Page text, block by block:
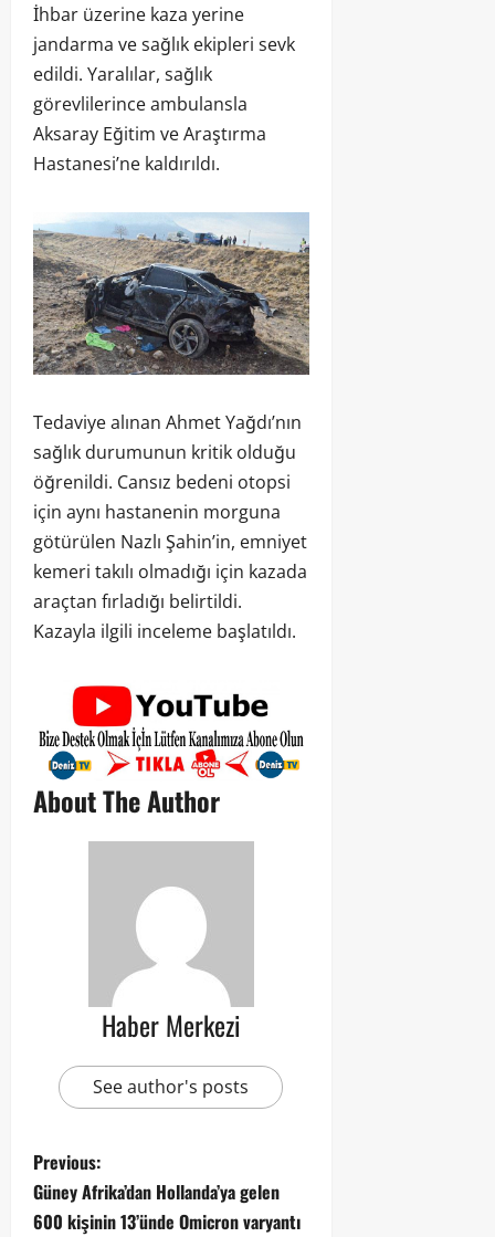
İhbar üzerine kaza yerine
jandarma ve sağlık ekipleri sevk
edildi. Yaralılar, sağlık
görevlilerince ambulansla
Aksaray Eğitim ve Araştırma
Hastanesi’ne kaldırıldı.
Tedaviye alınan Ahmet Yağdı’nın
sağlık durumunun kritik olduğu
öğrenildi. Cansız bedeni otopsi
için aynı hastanenin morguna
götürülen Nazlı Şahin’in, emniyet
kemeri takılı olmadığı için kazada
araçtan fırladığı belirtildi.
Kazayla ilgili inceleme başlatıldı.
About The Author
Haber Merkezi
See author's posts
Previous:
Güney Afrika’dan Hollanda’ya gelen
600 kişinin 13’ünde Omicron varyantı